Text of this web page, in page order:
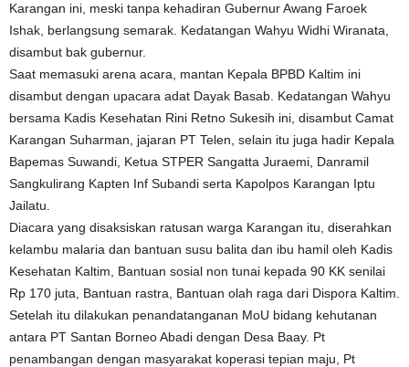
Karangan ini, meski tanpa kehadiran Gubernur Awang Faroek
Ishak, berlangsung semarak. Kedatangan Wahyu Widhi Wiranata,
disambut bak gubernur.
Saat memasuki arena acara, mantan Kepala BPBD Kaltim ini
disambut dengan upacara adat Dayak Basab. Kedatangan Wahyu
bersama Kadis Kesehatan Rini Retno Sukesih ini, disambut Camat
Karangan Suharman, jajaran PT Telen, selain itu juga hadir Kepala
Bapemas Suwandi, Ketua STPER Sangatta Juraemi, Danramil
Sangkulirang Kapten Inf Subandi serta Kapolpos Karangan Iptu
Jailatu.
Diacara yang disaksiskan ratusan warga Karangan itu, diserahkan
kelambu malaria dan bantuan susu balita dan ibu hamil oleh Kadis
Kesehatan Kaltim, Bantuan sosial non tunai kepada 90 KK senilai
Rp 170 juta, Bantuan rastra, Bantuan olah raga dari Dispora Kaltim.
Setelah itu dilakukan penandatanganan MoU bidang kehutanan
antara PT Santan Borneo Abadi dengan Desa Baay. Pt
penambangan dengan masyarakat koperasi tepian maju, Pt